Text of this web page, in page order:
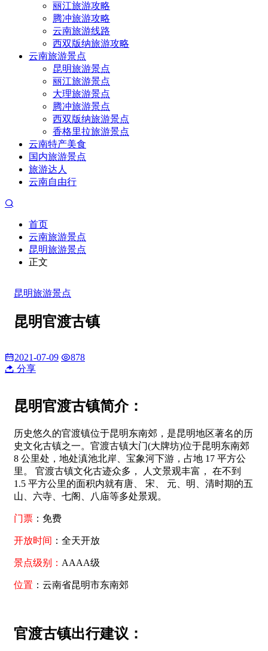
丽江旅游攻略
腾冲旅游攻略
云南旅游线路
西双版纳旅游攻略
云南旅游景点
昆明旅游景点
丽江旅游景点
大理旅游景点
腾冲旅游景点
西双版纳旅游景点
香格里拉旅游景点
云南特产美食
国内旅游景点
旅游达人
云南自由行
首页
云南旅游景点
昆明旅游景点
正文
昆明旅游景点
昆明官渡古镇
2021-07-09
878
分享
昆明官渡古镇简介：
历史悠久的官渡镇位于昆明东南郊，是昆明地区著名的历
史文化古镇之一。官渡古镇大门(大牌坊)位于昆明东南郊
8 公里处，地处滇池北岸、宝象河下游，占地 17 平方公
里。 官渡古镇文化古迹众多， 人文景观丰富， 在不到
1.5 平方公里的面积内就有唐、 宋、 元、明、清时期的五
山、六寺、七阁、八庙等多处景观。
门票 ：免费
开放时间 ：全天开放
景点级别： AAAA级
位置 ：云南省昆明市东南郊
官渡古镇出行建议：